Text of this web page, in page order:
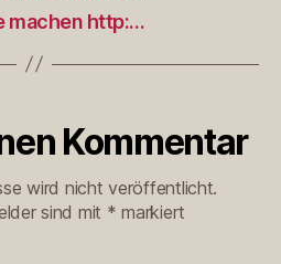
machen http:…
Kommentar
wird nicht veröffentlicht.
sind mit * markiert